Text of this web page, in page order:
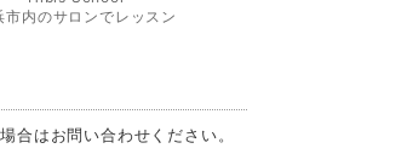
市内のサロンでレッスン
合はお問い合わせください。